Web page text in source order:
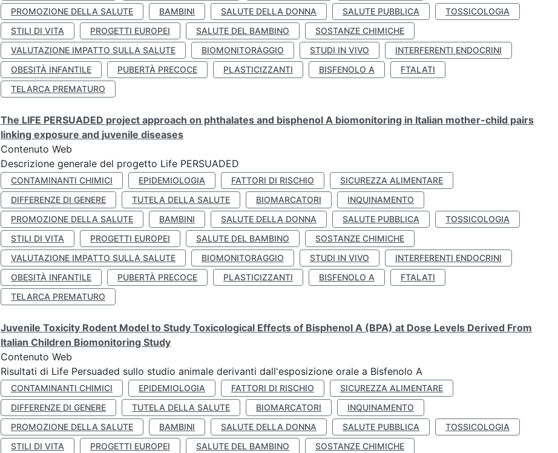
PROMOZIONE DELLA SALUTE
BAMBINI SALUTE DELLA DONNA SALUTE PUBBLICA
TOSSICOLOGIA
STILI DI VITA
PROGETTI EUROPEI SALUTE DEL BAMBINO
SOSTANZE CHIMICHE
VALUTAZIONE IMPATTO SULLA SALUTE
BIOMONITORAGGIO STUDI IN VIVO
INTERFERENTI ENDOCRINI
OBESITÀ INFANTILE
PUBERTÀ PRECOCE PLASTICIZZANTI BISFENOLO A
FTALATI
TELARCA PREMATURO
The LIFE PERSUADED project approach on phthalates and bisphenol A biomonitoring in Italian mother-child pairs
linking exposure and juvenile diseases
Contenuto Web
Descrizione generale del progetto Life PERSUADED
CONTAMINANTI CHIMICI EPIDEMIOLOGIA FATTORI DI RISCHIO
SICUREZZA ALIMENTARE
DIFFERENZE DI GENERE
TUTELA DELLA SALUTE BIOMARCATORI
INQUINAMENTO
PROMOZIONE DELLA SALUTE
BAMBINI SALUTE DELLA DONNA SALUTE PUBBLICA
TOSSICOLOGIA
STILI DI VITA
PROGETTI EUROPEI SALUTE DEL BAMBINO
SOSTANZE CHIMICHE
VALUTAZIONE IMPATTO SULLA SALUTE
BIOMONITORAGGIO STUDI IN VIVO
INTERFERENTI ENDOCRINI
OBESITÀ INFANTILE
PUBERTÀ PRECOCE PLASTICIZZANTI BISFENOLO A
FTALATI
TELARCA PREMATURO
Juvenile Toxicity Rodent Model to Study Toxicological Effects of Bisphenol A (BPA) at Dose Levels Derived From
Italian Children Biomonitoring Study
Contenuto Web
Risultati di Life Persuaded sullo studio animale derivanti dall'esposizione orale a Bisfenolo A
CONTAMINANTI CHIMICI EPIDEMIOLOGIA FATTORI DI RISCHIO
SICUREZZA ALIMENTARE
DIFFERENZE DI GENERE
TUTELA DELLA SALUTE BIOMARCATORI
INQUINAMENTO
PROMOZIONE DELLA SALUTE
BAMBINI SALUTE DELLA DONNA SALUTE PUBBLICA
TOSSICOLOGIA
STILI DI VITA
PROGETTI EUROPEI SALUTE DEL BAMBINO
SOSTANZE CHIMICHE